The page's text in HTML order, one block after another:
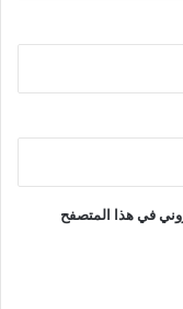
في هذا المتصفح